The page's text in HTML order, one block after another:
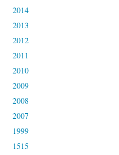
2014
2013
2012
2011
2010
2009
2008
2007
1999
1515